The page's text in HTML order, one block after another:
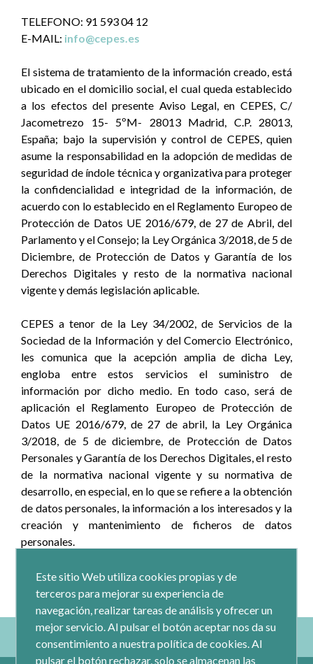
TELEFONO: 91 593 04 12
E-MAIL: info@cepes.es
El sistema de tratamiento de la información creado, está
ubicado en el domicilio social, el cual queda establecido
a los efectos del presente Aviso Legal, en CEPES, C/
Jacometrezo 15- 5ºM- 28013 Madrid, C.P. 28013,
España; bajo la supervisión y control de CEPES, quien
asume la responsabilidad en la adopción de medidas de
seguridad de índole técnica y organizativa para proteger
la confidencialidad e integridad de la información, de
acuerdo con lo establecido en el Reglamento Europeo de
Protección de Datos UE 2016/679, de 27 de Abril, del
Parlamento y el Consejo; la Ley Orgánica 3/2018, de 5 de
Diciembre, de Protección de Datos y Garantía de los
Derechos Digitales y resto de la normativa nacional
vigente y demás legislación aplicable.
CEPES a tenor de la Ley 34/2002, de Servicios de la
Sociedad de la Información y del Comercio Electrónico,
les comunica que la acepción amplia de dicha Ley,
engloba entre estos servicios el suministro de
información por dicho medio. En todo caso, será de
aplicación el Reglamento Europeo de Protección de
Datos UE 2016/679, de 27 de abril, la Ley Orgánica
3/2018, de 5 de diciembre, de Protección de Datos
Personales y Garantía de los Derechos Digitales, el resto
de la normativa nacional vigente y su normativa de
desarrollo, en especial, en lo que se refiere a la obtención
de datos personales, la información a los interesados y la
creación y mantenimiento de ficheros de datos
personales.
Este sitio Web utiliza cookies propias y de
terceros para mejorar su experiencia de
navegación, realizar tareas de análisis y ofrecer un
mejor servicio. Al pulsar el botón aceptar nos da su
consentimiento a nuestra política de cookies. Al
pulsar el botón rechazar, solo se almacenan las